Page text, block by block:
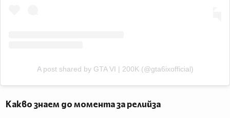
A post shared by GTA VI | 200K (@gta6ixofficial)
Какво знаем до момента за релийза